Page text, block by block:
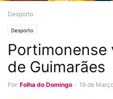
Desporto
Desporto
Portimonense
de Guimarães
Por Folha do Domingo - 19 de